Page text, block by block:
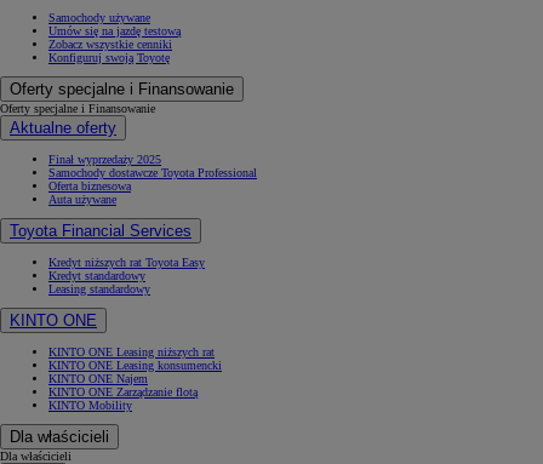
Samochody używane
Umów się na jazdę testową
Zobacz wszystkie cenniki
Konfiguruj swoją Toyotę
Oferty specjalne i Finansowanie
Oferty specjalne i Finansowanie
Aktualne oferty
Finał wyprzedaży 2025
Samochody dostawcze Toyota Professional
Oferta biznesowa
Auta używane
Toyota Financial Services
Kredyt niższych rat Toyota Easy
Kredyt standardowy
Leasing standardowy
KINTO ONE
KINTO ONE Leasing niższych rat
KINTO ONE Leasing konsumencki
KINTO ONE Najem
KINTO ONE Zarządzanie flotą
KINTO Mobility
Dla właścicieli
Dla właścicieli